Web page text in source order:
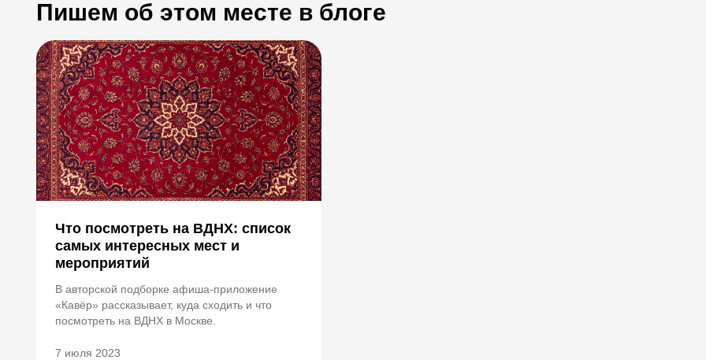
Пишем об этом месте в блоге
Что посмотреть на ВДНХ: список
самых интересных мест и
мероприятий
В авторской подборке афиша-приложение
«Кавёр» рассказывает, куда сходить и что
посмотреть на ВДНХ в Москве.
7 июля 2023